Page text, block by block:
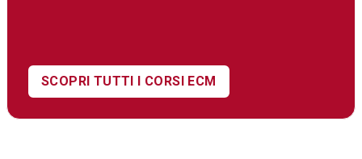
SCOPRI TUTTI I CORSI ECM